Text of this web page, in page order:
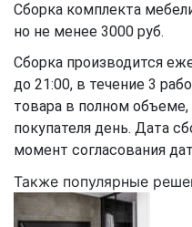
Сборка комплекта
но не менее 3000 руб.
Сборка производится
до 21:00, в течение 3
товара в полном
покупателя день. Дата
момент согласования
Также популярные